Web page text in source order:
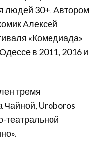
людей 30+. Автором
Алексей
«Комедиада»
в 2011, 2016 и
тремя
Чайной, Uroboros
театральной